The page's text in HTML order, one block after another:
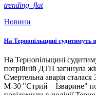
trending_flat
Новини
На Тернопільщині судитимуть
На Тернопільщині
потрійній ДТП загинула
Смертельна аварія сталася
М-30 "Стрий – Ізварине"